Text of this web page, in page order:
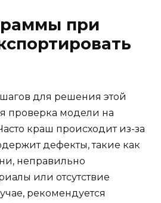
при
для решения этой
проверка модели на
краш происходит из-за
дефекты, такие как
неправильно
или отсутствие
рекомендуется